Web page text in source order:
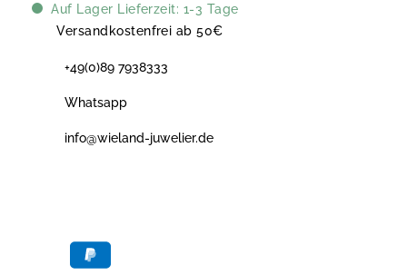
Auf Lager Lieferzeit: 1-3 Tage
Versandkostenfrei ab 50€
+49(0)89 7938333
Whatsapp
info@wieland-juwelier.de